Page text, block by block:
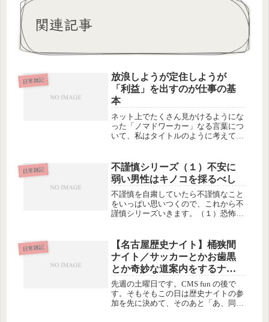
関連記事
日常雑記
放浪しようが定住しようが
「利益」を出すのが仕事の基
本
ネット上でたくさん見かけるようにな
った「ノマドワーカー」なる言葉につ
いて、私はタイトルのように考えてい
ェだろうが、どこででも働けばいいじ
ゃん？ノマドかノマドじゃないかが、
な...
日常雑記
不謹慎シリーズ（１）不安に
弱い男性はキノコを採るべし
不謹慎を自粛していたら不謹慎なこと
をいっぱい思いつくので、これから不
謹慎シリーズいきます。（１）恐怖心
質が漏れて、海に流れたり、空気中を
舞ったりしているのは事実ですが、数
百...
日常雑記
【名古屋歴史ナイト】桶狭間
ナイト／サッカーとかお歯黒
とか奇妙な道案内をするナビ
とか。
先週の土曜日です。CMS fun の後で
す。そもそもこの日は歴史ナイトの参
加を先に決めて、そのあと「あ、同じ